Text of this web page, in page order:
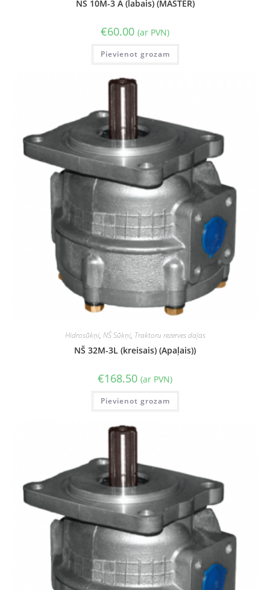
NŠ 10M-3 A (labais) (MASTER)
€60.00 (ar PVN)
Pievienot grozam
Hidrosūkņi, NŠ Sūkņi, Traktoru rezerves daļas
NŠ 32M-3L (kreisais) (Apaļais))
€168.50 (ar PVN)
Pievienot grozam